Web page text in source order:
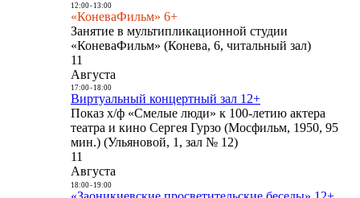
12:00- 13:00
«КоневаФильм» 6+
Занятие в мультипликационной студии
«КоневаФильм» (Конева, 6, читальный зал)
11
Августа
17:00- 18:00
Виртуальный концертный зал 12+
Показ х/ф «Смелые люди» к 100-летию актера
театра и кино Сергея Гурзо (Мосфильм, 1950, 95
мин.) (Ульяновой, 1, зал № 12)
11
Августа
18:00- 19:00